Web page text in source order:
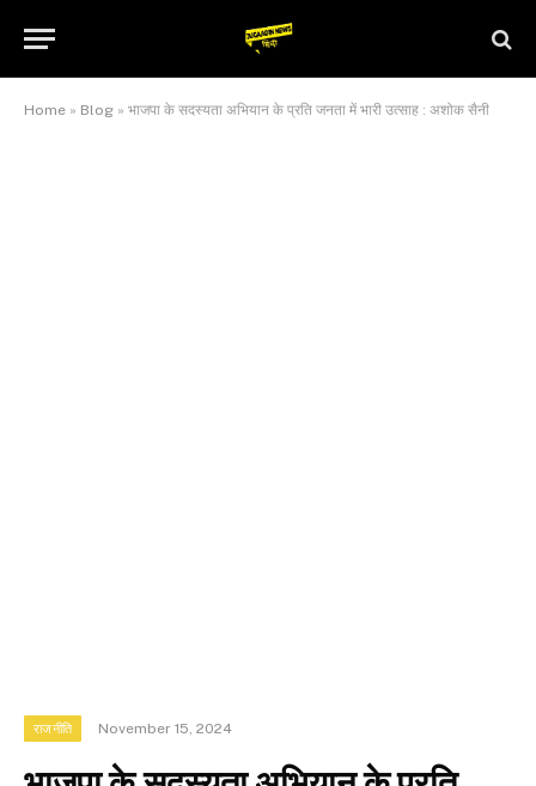
Home » Blog » भाजपा के सदस्यता अभियान के प्रति जनता में भारी उत्साह : अशोक सैनी
राजनीति November 15, 2024